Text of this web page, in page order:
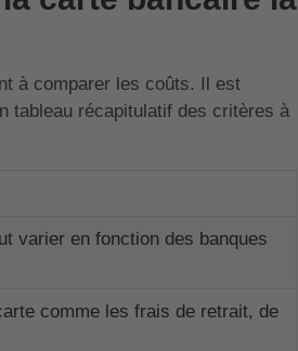
à comparer les coûts. Il est
tableau récapitulatif des critères à
varier en fonction des banques
comme les frais de retrait, de